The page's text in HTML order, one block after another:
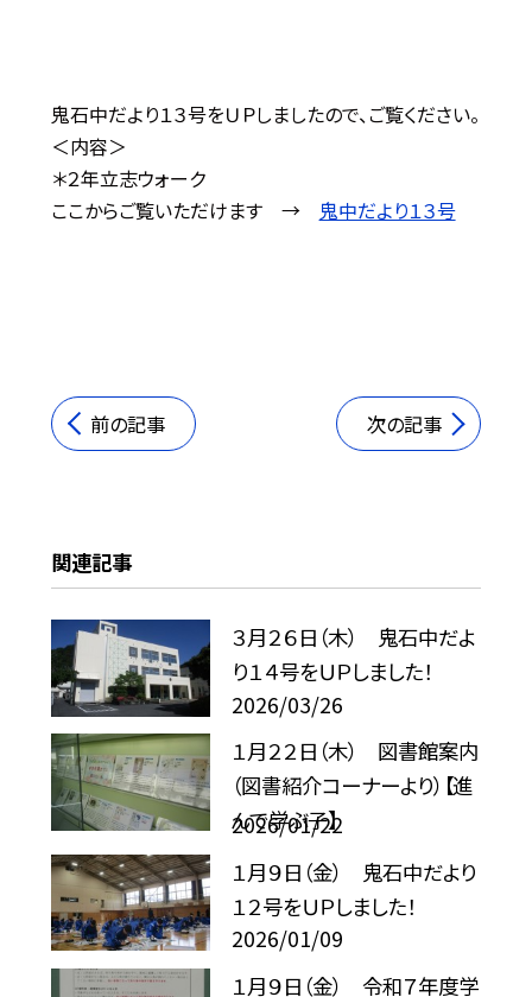
鬼石中だより１３号をＵＰしましたので、ご覧ください。
＜内容＞
＊２年立志ウォーク
ここからご覧いただけます → 鬼中だより１３号
前の記事 次の記事
関連記事
３月２６日（木） 鬼石中だよ
り１４号をＵＰしました！
2026/03/26
１月２２日（木） 図書館案内
（図書紹介コーナーより）【進
んで学ぶ子】
2026/01/22
１月９日（金） 鬼石中だより
１２号をＵＰしました！
2026/01/09
１月９日（金） 令和７年度学